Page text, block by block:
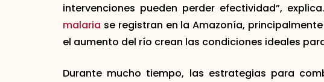
intervenciones pueden perder efectividad”,
malaria se registran en la Amazonía,
el aumento del río crean las condiciones ideales
Durante mucho tiempo, las estrategias para